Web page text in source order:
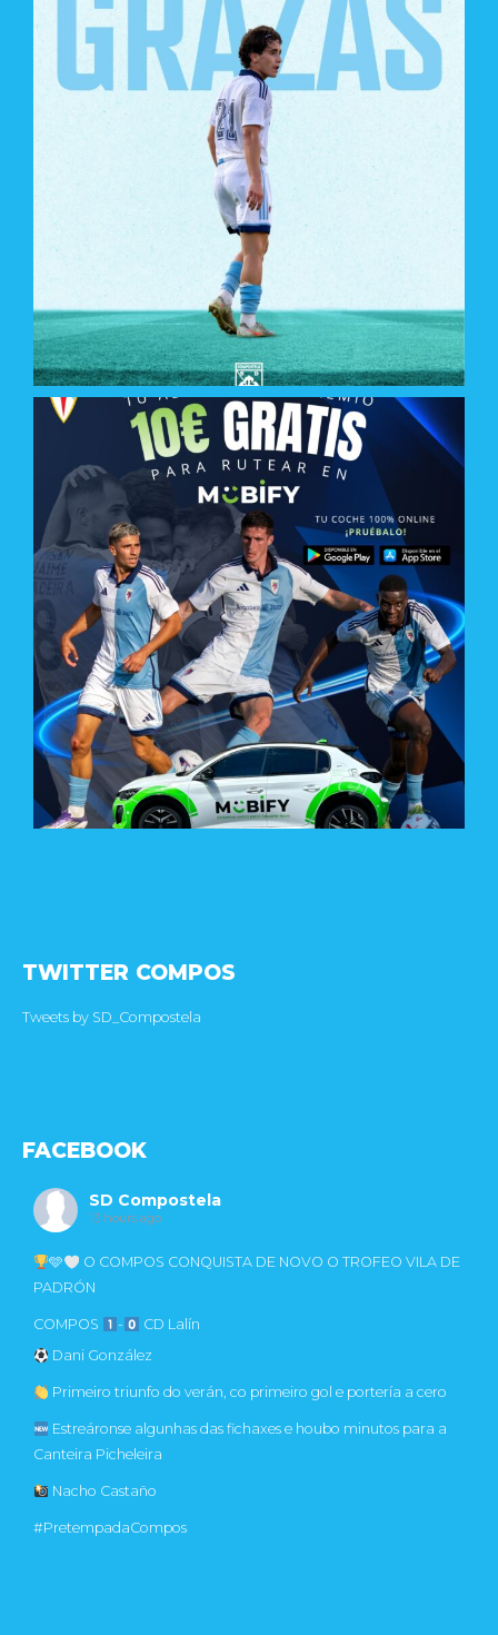
TWITTER COMPOS
Tweets by SD_Compostela
FACEBOOK
SD Compostela
13 hours ago
🩵
O COMPOS CONQUISTA DE NOVO O TROFEO VILA DE
PADRÓN
COMPOS -
CD Lalín
Dani González
Primeiro triunfo do verán, co primeiro gol e portería a cero
Estreáronse algunhas das fichaxes e houbo minutos para a
Canteira Picheleira
Nacho Castaño
#PretempadaCompos